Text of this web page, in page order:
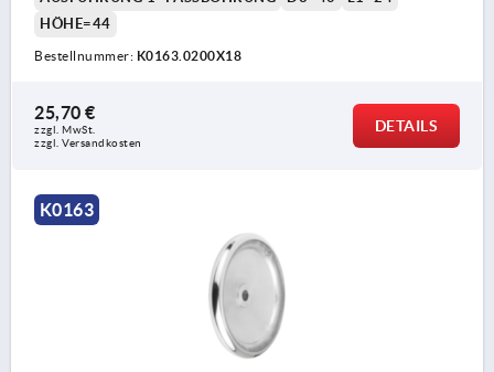
HÖHE=44
Bestellnummer: K0163.0200X18
25,70 €
zzgl. MwSt.
zzgl. Versandkosten
DETAILS
K0163